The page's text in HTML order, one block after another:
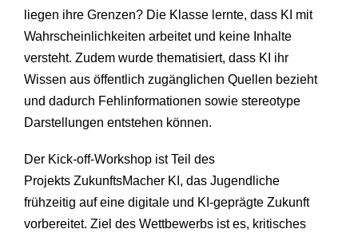
liegen ihre Grenzen? Die Klasse lernte, dass KI mit
Wahrscheinlichkeiten arbeitet und keine Inhalte
versteht. Zudem wurde thematisiert, dass KI ihr
Wissen aus öffentlich zugänglichen Quellen bezieht
und dadurch Fehlinformationen sowie stereotype
Darstellungen entstehen können.
Der Kick-off-Workshop ist Teil des
Projekts ZukunftsMacher KI, das Jugendliche
frühzeitig auf eine digitale und KI-geprägte Zukunft
vorbereitet. Ziel des Wettbewerbs ist es, kritisches